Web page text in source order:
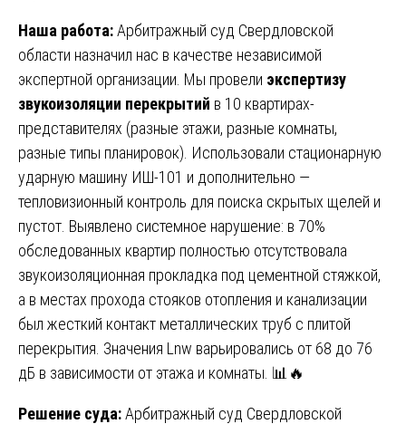
Наша работа:Арбитражный суд Свердловской
области назначил нас в качестве независимой
экспертной организации. Мы провели экспертизу
звукоизоляции перекрытий в 10 квартирах-
представителях (разные этажи, разные комнаты,
разные типы планировок). Использовали стационарную
ударную машину ИШ-101 и дополнительно —
тепловизионный контроль для поиска скрытых щелей и
пустот. Выявлено системное нарушение: в 70%
обследованных квартир полностью отсутствовала
звукоизоляционная прокладка под цементной стяжкой,
а в местах прохода стояков отопления и канализации
был жесткий контакт металлических труб с плитой
перекрытия. Значения Lnw варьировались от 68 до 76
дБ в зависимости от этажа и комнаты. 📊🔥
Решение суда:Арбитражный суд Свердловской